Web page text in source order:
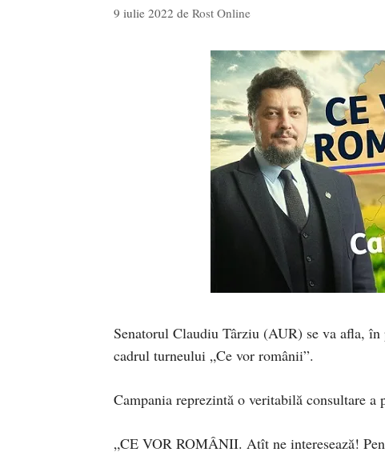
9 iulie 2022 de Rost Online
Senatorul Claudiu Târziu (AUR) se va afla,
cadrul turneului „Ce vor românii”.
Campania reprezintă o veritabilă consultare
„CE VOR ROMÂNII. Atît ne interesează!